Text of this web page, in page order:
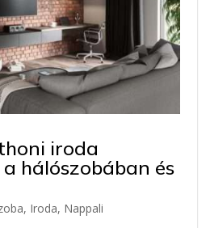
iroda
hálószobában és
, Iroda, Nappali